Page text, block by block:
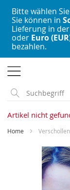
Bitte wählen
Sie können in
Lieferung in
oder Euro
bezahlen.
zum
Inhalt
Artikel nicht
Home Verschollen